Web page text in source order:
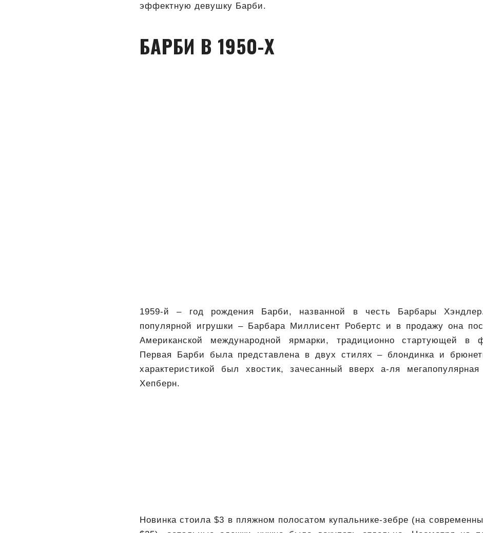
эффектную девушку Барби.
БАРБИ В 1950-Х
1959-й – год рождения Барби, названной в честь Барбары
популярной игрушки – Барбара Миллисент Робертс и в продажу она
Американской международной ярмарки, традиционно стартующей в
Первая Барби была представлена в двух стилях – блондинка и
характеристикой был хвостик, зачесанный вверх а-ля
Хепберн.
Новинка стоила $3 в пляжном полосатом купальнике-зебре (на